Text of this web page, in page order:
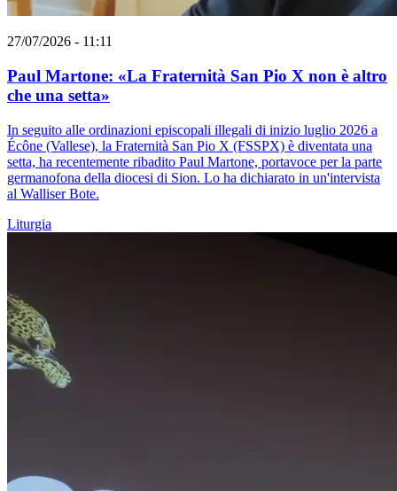
27/07/2026 - 11:11
Paul Martone: «La Fraternità San Pio X non è altro
che una setta»
In seguito alle ordinazioni episcopali illegali di inizio luglio 2026 a
Écône (Vallese), la Fraternità San Pio X (FSSPX) è diventata una
setta, ha recentemente ribadito Paul Martone, portavoce per la parte
germanofona della diocesi di Sion. Lo ha dichiarato in un'intervista
al Walliser Bote.
Liturgia